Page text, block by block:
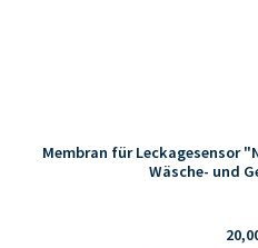
Membran für Leckagesensor
Wäsche- und